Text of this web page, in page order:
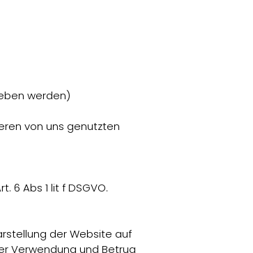
werden)
von uns genutzten
Abs 1 lit f DSGVO.
der Website auf
Verwendung und Betrug